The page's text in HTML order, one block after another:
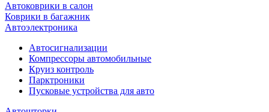
Автоковрики в салон
Коврики в багажник
Автоэлектроника
Автосигнализации
Компрессоры автомобильные
Круиз контроль
Парктроники
Пусковые устройства для авто